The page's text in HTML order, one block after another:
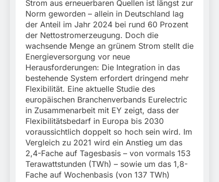
Beinahekollision an
Bahnübergang in Aubing
/ Bundespolizei ermittelt
wegen gefährlichen
Eingriffs in den
Bahnverkehr
5. August 2026
Strom aus erneuerbaren Quellen ist längst zur
Norm geworden – allein in Deutschland lag
der Anteil im Jahr 2024 bei rund 60 Prozent
der Nettostromerzeugung. Doch die
wachsende Menge an grünem Strom stellt die
Energieversorgung vor neue
Herausforderungen: Die Integration in das
bestehende System erfordert dringend mehr
Flexibilität. Eine aktuelle Studie des
europäischen Branchenverbands Eurelectric
in Zusammenarbeit mit EY zeigt, dass der
Flexibilitätsbedarf in Europa bis 2030
voraussichtlich doppelt so hoch sein wird. Im
Vergleich zu 2021 wird ein Anstieg um das
2,4-Fache auf Tagesbasis – von vormals 153
Terawattstunden (TWh) – sowie um das 1,8-
Fache auf Wochenbasis (von 137 TWh)